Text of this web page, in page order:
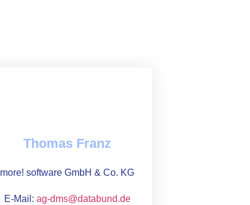
Thomas Franz
more! software GmbH & Co. KG
E-Mail: ag-dms@databund.de